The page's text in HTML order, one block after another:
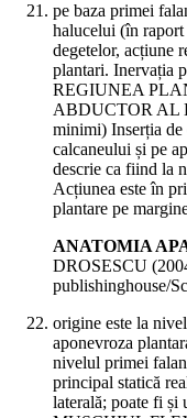
pe baza primei
halucelui (în
degetelor, acțiune
plantari. Inervația
REGIUNEA
ABDUCTOR AL
minimi) Inserția
calcaneului și pe
descrie ca fiind la
Acțiunea este în
plantare pe
ANATOMIA
DROSESCU (
publishinghouse/
origine este la
aponevroza
nivelul primei
principal statică
laterală; poate fi și